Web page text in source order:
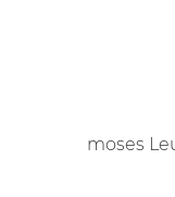
moses